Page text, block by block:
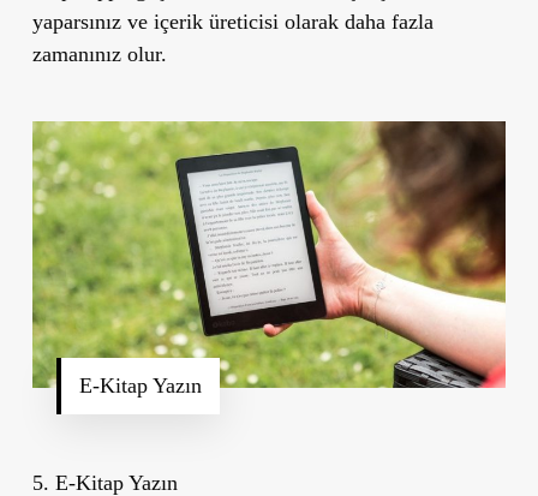
yaparsınız ve içerik üreticisi olarak daha fazla
zamanınız olur.
E-Kitap Yazın
5. E-Kitap Yazın